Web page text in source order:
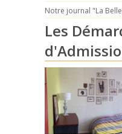
Notre journal "La
Les